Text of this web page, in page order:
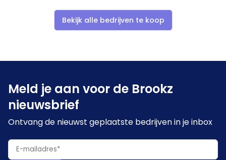
extra omzet bij bestaande klanten;
Bierbrouwworkshops voor groepen en
nevenactiviteit met een groeiende vraag.
Bekijk alle bedrijven te koop
Meld je aan voor de Brookz
nieuwsbrief
Ontvang de nieuwst geplaatste bedrijven in je inbox